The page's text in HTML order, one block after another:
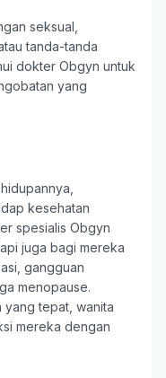
seksual,
tanda-tanda
dokter Obgyn untuk
yang
kesehatan
spesialis Obgyn
juga bagi mereka
gangguan
menopause.
tepat, wanita
mereka dengan